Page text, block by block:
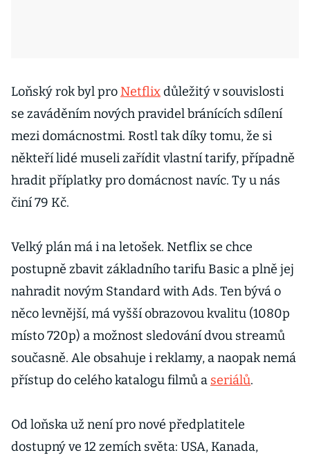
Loňský rok byl pro Netflixdůležitý v souvislosti
se zaváděním nových pravidel bránících sdílení
mezi domácnostmi. Rostl tak díky tomu, že si
někteří lidé museli zařídit vlastní tarify, případně
hradit příplatky pro domácnost navíc. Ty u nás
činí 79 Kč.
Velký plán má i na letošek. Netflix se chce
postupně zbavit základního tarifu Basic a plně jej
nahradit novým Standard with Ads. Ten bývá o
něco levnější, má vyšší obrazovou kvalitu (1080p
místo 720p) a možnost sledování dvou streamů
současně. Ale obsahuje i reklamy, a naopak nemá
přístup do celého katalogu filmů a seriálů.
Od loňska už není pro nové předplatitele
dostupný ve 12 zemích světa: USA, Kanada,